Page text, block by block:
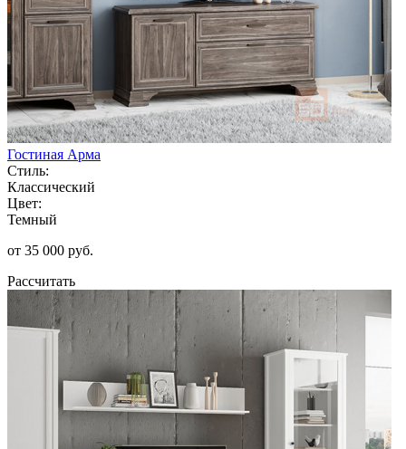
Гостиная Арма
Стиль:
Классический
Цвет:
Темный
от 35 000 руб.
Рассчитать